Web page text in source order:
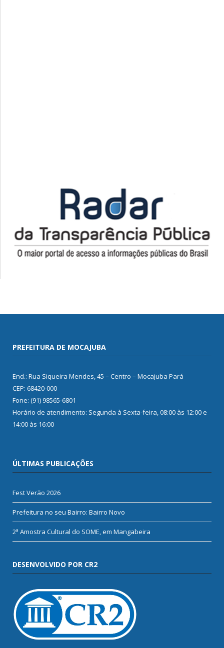
PREFEITURA DE MOCAJUBA
End.: Rua Siqueira Mendes, 45 – Centro – Mocajuba Pará
CEP: 68420-000
Fone: (91) 98565-6801
Horário de atendimento: Segunda à Sexta-feira, 08:00 às 12:00 e
14:00 às 16:00
ÚLTIMAS PUBLICAÇÕES
Fest Verão 2026
Prefeitura no seu Bairro: Bairro Novo
2ª Amostra Cultural do SOME, em Mangabeira
DESENVOLVIDO POR CR2